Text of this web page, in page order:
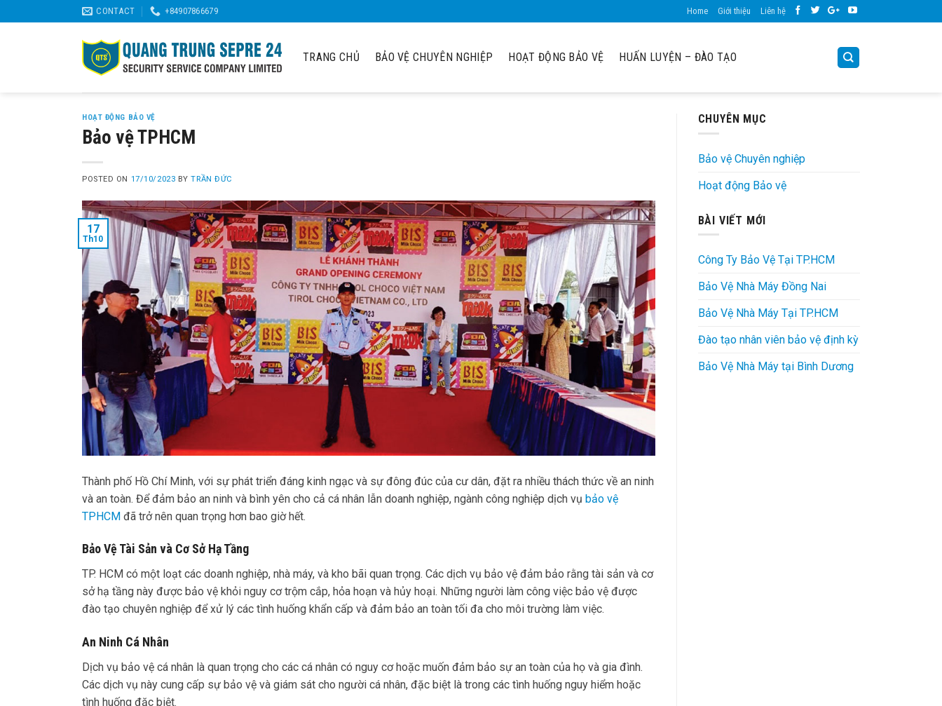
to
CONTACT +84907866679 Home Giới thiệu Liên hệ
TRANG CHỦ BẢO VỆ CHUYÊN NGHIỆP HOẠT ĐỘNG BẢO VỆ HUẤN LUYỆN – ĐÀO TẠO
HOẠT ĐỘNG BẢO VỆ
Bảo vệ TPHCM
POSTED ON 17/10/2023 BYTRẦN ĐỨC
17
Th10
Thành phố Hồ Chí Minh, với sự phát triển đáng kinh ngạc và sự đông đúc của cư dân, đặt ra nhiều thách thức về an ninh
và an toàn. Để đảm bảo an ninh và bình yên cho cả cá nhân lẫn doanh nghiệp, ngành công nghiệp dịch vụ bảo vệ
TPHCM đã trở nên quan trọng hơn bao giờ hết.
Bảo Vệ Tài Sản và Cơ Sở Hạ Tầng
TP. HCM có một loạt các doanh nghiệp, nhà máy, và kho bãi quan trọng. Các dịch vụ bảo vệ đảm bảo rằng tài sản và cơ
sở hạ tầng này được bảo vệ khỏi nguy cơ trộm cắp, hỏa hoạn và hủy hoại. Những người làm công việc bảo vệ được
đào tạo chuyên nghiệp để xử lý các tình huống khẩn cấp và đảm bảo an toàn tối đa cho môi trường làm việc.
An Ninh Cá Nhân
Dịch vụ bảo vệ cá nhân là quan trọng cho các cá nhân có nguy cơ hoặc muốn đảm bảo sự an toàn của họ và gia đình.
Các dịch vụ này cung cấp sự bảo vệ và giám sát cho người cá nhân, đặc biệt là trong các tình huống nguy hiểm hoặc
tình huống đặc biệt.
CHUYÊN MỤC
Bảo vệ Chuyên nghiệp
Hoạt động Bảo vệ
BÀI VIẾT MỚI
Công Ty Bảo Vệ Tại TP.HCM
Bảo Vệ Nhà Máy Đồng Nai
Bảo Vệ Nhà Máy Tại TP.HCM
Đào tạo nhân viên bảo vệ định kỳ
Bảo Vệ Nhà Máy tại Bình Dương